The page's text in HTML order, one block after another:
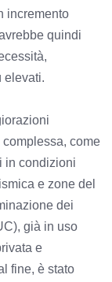
incremento
quindi
elevati.
come
in condizioni
e zone del
dei
già in uso
e
fine, è stato